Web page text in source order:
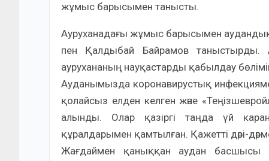
жұмыс барысымен танысты.
Ауруханадағы жұмыс барысымен аудандық
пен Қалдыбай Байрамов таныстырды.
аурухананың науқастарды қабылдау
Ауданымызда коронавирустық
қолайсыз елден келген және
алынды. Олар қазіргі таңда үй
құралдарымен қамтылған. Қажетті дәрі-
Жағдаймен қаныққан аудан басшысы